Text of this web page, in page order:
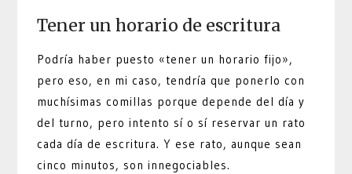
Tener un horario de escritura
Podría haber puesto «tener un horario fijo»,
pero eso, en mi caso, tendría que ponerlo con
muchísimas comillas porque depende del día y
del turno, pero intento sí o sí reservar un rato
cada día de escritura. Y ese rato, aunque sean
cinco minutos, son innegociables.